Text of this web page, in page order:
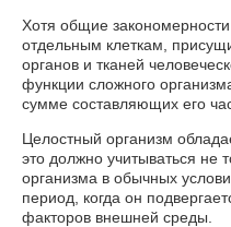
Хотя общие
отдельным клеткам,
органов и тканей
функции сложного
сумме составляющих его
Целостный организм
это должно учитываться не
организма в обычных
период, когда он
факторов внешней среды.